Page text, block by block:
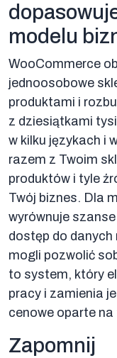
modelu
WooCommerce
jednoosobowe
produktami i
z dziesiątkami
w kilku językach i
razem z Twoim
produktów i tyle
Twój biznes. Dla
wyrównuje
dostęp do danych
mogli pozwolić
to system, który
pracy i zamienia
cenowe oparte